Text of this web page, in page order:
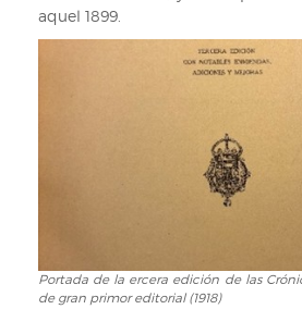
aquel 1899.
Portada
de
Portada de la ercera edición de las
de gran primor editorial (1918)